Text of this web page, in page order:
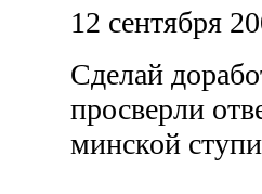
12 сентября
Сделай
просверли
минской